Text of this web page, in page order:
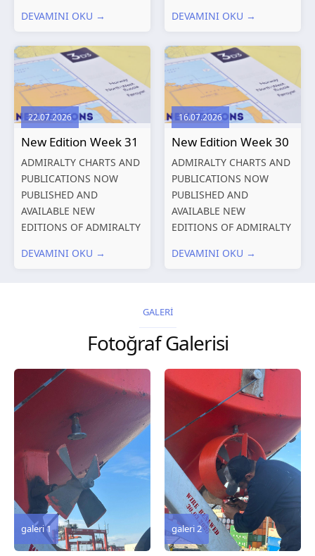
PUBLICATIONS New
Charts published 13
August 2026 Chart
Title, limits
and other remarks
319
International chart
DEVAMINI OKU →
PUBLICATIONS New
Charts published 06
August 2026 Chart Title,
limits and other remarks
1602 China – Chang...
DEVAMINI OKU →
22.07.2026
New Edition Week 31
ADMIRALTY CHARTS AND
PUBLICATIONS NOW
PUBLISHED AND
AVAILABLE NEW
EDITIONS OF ADMIRALTY
PUBLICATIONS New
remarks 127 Korea
DEVAMINI OKU →
16.07.2026
New Edition Week 30
ADMIRALTY CHARTS AND
PUBLICATIONS NOW
PUBLISHED AND
AVAILABLE NEW
EDITIONS OF ADMIRALTY
PUBLICATIONS New
2026 Chart
Title, limits and other
remarks 67 Gulf of...
DEVAMINI OKU →
GALERİ
Fotoğraf Galerisi
galeri 2
galeri 3